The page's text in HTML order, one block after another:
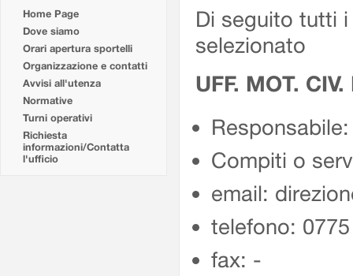
Home Page
Dove siamo
Orari apertura sportelli
Organizzazione e contatti
Avvisi all'utenza
Normative
Turni operativi
Richiesta
informazioni/Contatta
l'ufficio
Di seguito tutti
selezionato
UFF. MOT.
Compiti o
email:
telefono:
fax: -